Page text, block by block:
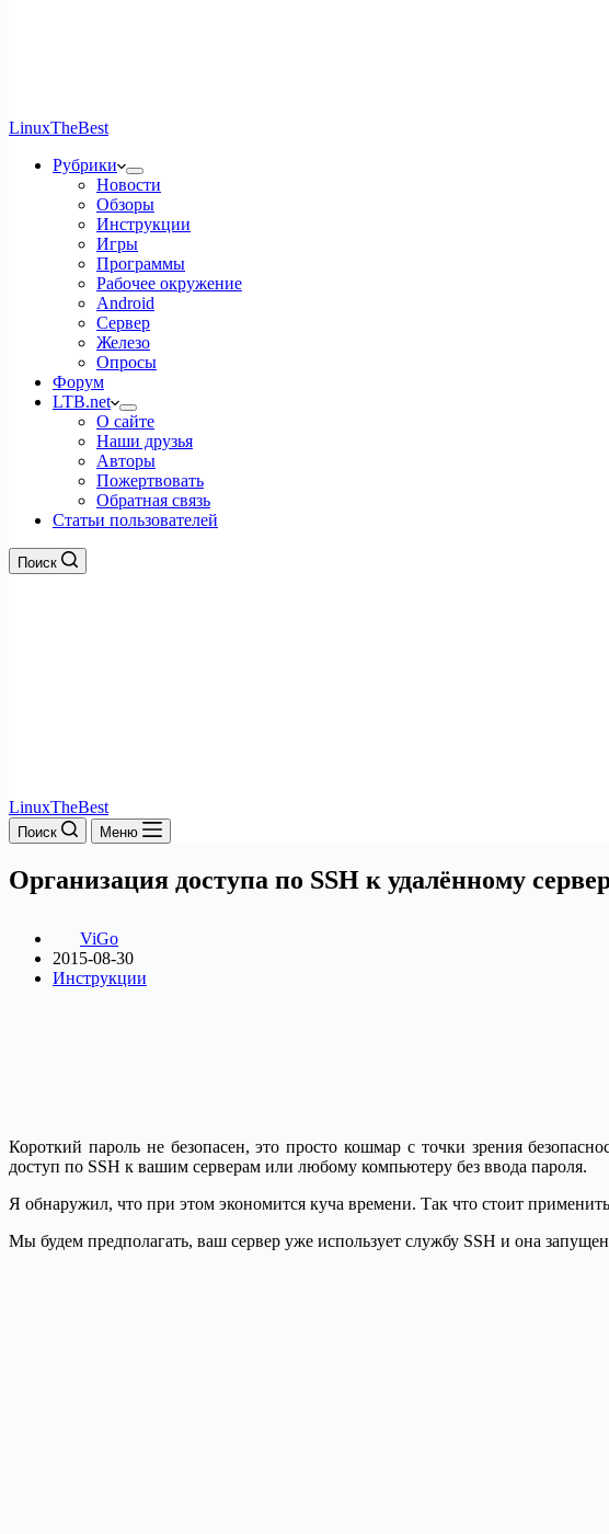
LinuxTheBest
Рубрики
Новости
Обзоры
Инструкции
Игры
Программы
Рабочее окружение
Android
Сервер
Железо
Опросы
Форум
LTB.net
О сайте
Наши друзья
Авторы
Пожертвовать
Обратная связь
Статьи пользователей
Поиск
LinuxTheBest
Поиск Меню
Организация доступа по SSH к удалённому
ViGo
2015-08-30
Инструкции
Короткий пароль не безопасен, это просто кошмар с точки зрения
доступ по SSH к вашим серверам или любому компьютеру без ввода пароля.
Я обнаружил, что при этом экономится куча времени. Так что стоит
Мы будем предполагать, ваш сервер уже использует службу SSH и она